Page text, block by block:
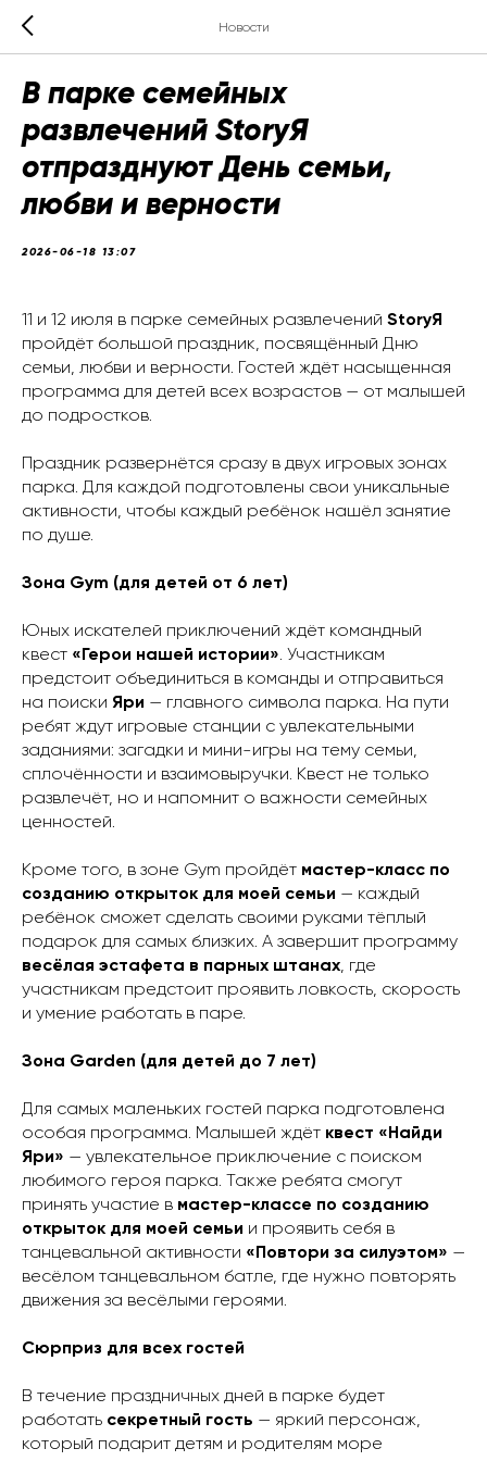
Новости
В парке семейных
развлечений StoryЯ
отпразднуют День семьи,
любви и верности
2026-06-18 13:07
11 и 12 июля в парке семейных развлечений StoryЯ
пройдёт большой праздник, посвящённый Дню
семьи, любви и верности. Гостей ждёт насыщенная
программа для детей всех возрастов — от малышей
до подростков.
Праздник развернётся сразу в двух игровых зонах
парка. Для каждой подготовлены свои уникальные
активности, чтобы каждый ребёнок нашёл занятие
по душе.
Зона Gym (для детей от 6 лет)
Юных искателей приключений ждёт командный
квест «Герои нашей истории». Участникам
предстоит объединиться в команды и отправиться
на поиски Яри — главного символа парка. На пути
ребят ждут игровые станции с увлекательными
заданиями: загадки и мини-игры на тему семьи,
сплочённости и взаимовыручки. Квест не только
развлечёт, но и напомнит о важности семейных
ценностей.
Кроме того, в зоне Gym пройдёт мастер-класс по
созданию открыток для моей семьи — каждый
ребёнок сможет сделать своими руками тёплый
подарок для самых близких. А завершит программу
весёлая эстафета в парных штанах, где
участникам предстоит проявить ловкость, скорость
и умение работать в паре.
Зона Garden (для детей до 7 лет)
Для самых маленьких гостей парка подготовлена
особая программа. Малышей ждёт квест «Найди
Яри» — увлекательное приключение с поиском
любимого героя парка. Также ребята смогут
принять участие в мастер-классе по созданию
открыток для моей семьи и проявить себя в
танцевальной активности «Повтори за силуэтом» —
весёлом танцевальном батле, где нужно повторять
движения за весёлыми героями.
Сюрприз для всех гостей
В течение праздничных дней в парке будет
работать секретный гость — яркий персонаж,
который подарит детям и родителям море